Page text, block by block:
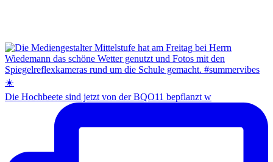
Die Hochbeete sind jetzt von der BQO11 bepflanzt w